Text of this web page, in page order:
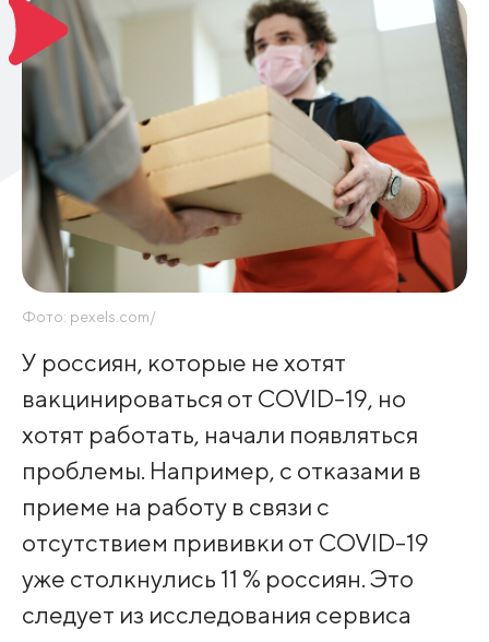
Фото: pexels.com/
У россиян, которые не хотят
вакцинироваться от COVID-19, но
хотят работать, начали появляться
проблемы. Например, с отказами в
приеме на работу в связи с
отсутствием прививки от COVID-19
уже столкнулись 11 % россиян. Это
следует из исследования сервиса